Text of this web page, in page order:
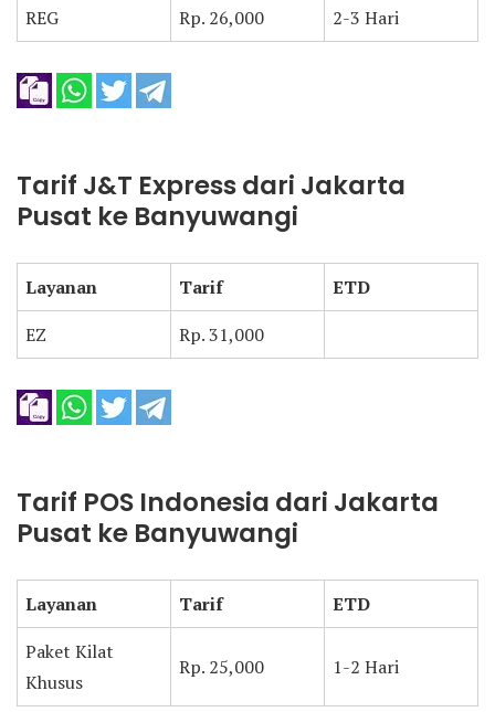
REG
Rp. 26,000 2-3 Hari
Tarif J&T Express dari Jakarta
Pusat ke Banyuwangi
Layanan Tarif
ETD
EZ
Rp. 31,000
Tarif POS Indonesia dari Jakarta
Pusat ke Banyuwangi
Layanan Tarif
ETD
Paket Kilat
Khusus
Rp. 25,000 1-2 Hari